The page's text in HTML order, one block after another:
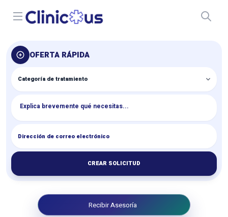
Open menu
OFERTA RÁPIDA
CREAR SOLICITUD
Recibir Asesoría